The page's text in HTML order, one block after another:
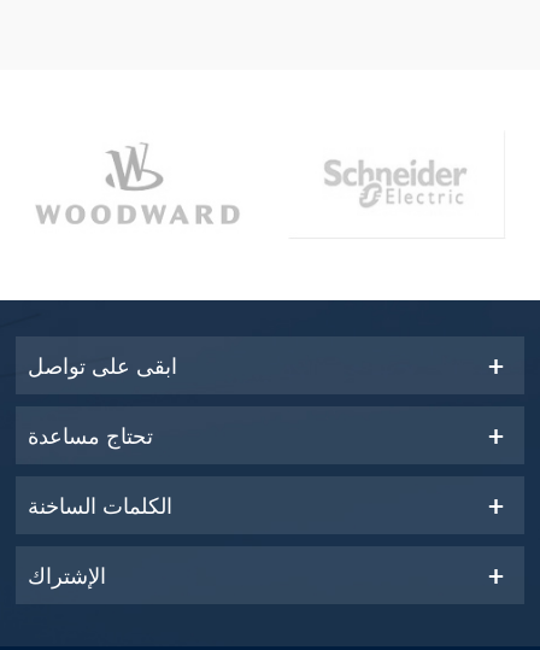
ابقى على تواصل
تحتاج مساعدة
الكلمات الساخنة
الإشتراك